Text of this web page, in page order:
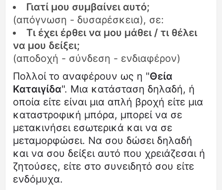
Γιατί μου συμβαίνει αυτό;
(απόγνωση - δυσαρέσκεια), σε:
Τι έχει έρθει να μου μάθει / τι θέλει
να μου δείξει;
(αποδοχή - σύνδεση - ενδιαφέρον)
Πολλοί το αναφέρουν ως η "Θεία
Καταιγίδα". Μια κατάσταση δηλαδή, ή
οποία είτε είναι μια απλή βροχή είτε μια
καταστροφική μπόρα, μπορεί να σε
μετακινήσει εσωτερικά και να σε
μεταμορφώσει. Να σου δώσει δηλαδή
και να σου δείξει αυτό που χρειάζεσαι ή
ζητούσες, είτε στο συνειδητό σου είτε
ενδόμυχα.